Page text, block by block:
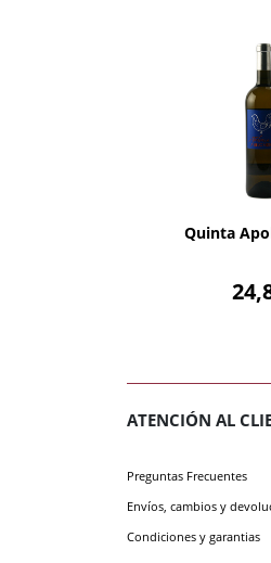
Quinta
ATENCIÓN AL
Preguntas Frecuentes
Envíos, cambios y
Condiciones y garantias